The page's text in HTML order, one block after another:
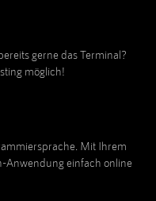
gerne das Terminal?
möglich!
Mit Ihrem
Anwendung einfach online